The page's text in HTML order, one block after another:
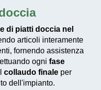
di piatti doccia nel
articoli interamente
fornendo assistenza
ogni fase
collaudo finale per
dell'impianto.